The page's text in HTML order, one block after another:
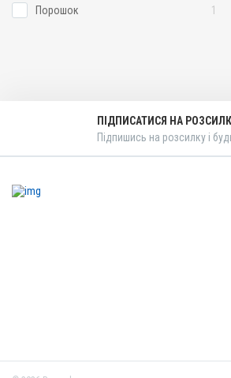
Порошок
1
ПІДПИСАТИСЯ НА
Підпишись на розсилку і